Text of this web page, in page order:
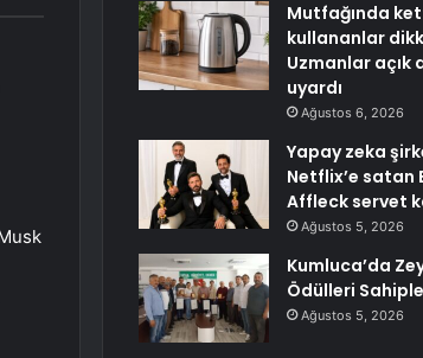
Mutfağında
kullananlar
Uzmanlar açık
uyardı
Ağustos 6, 2026
Yapay zeka
Netflix’e satan
Affleck servet
Ağustos 5, 2026
Kumluca’da
Ödülleri
Ağustos 5, 2026